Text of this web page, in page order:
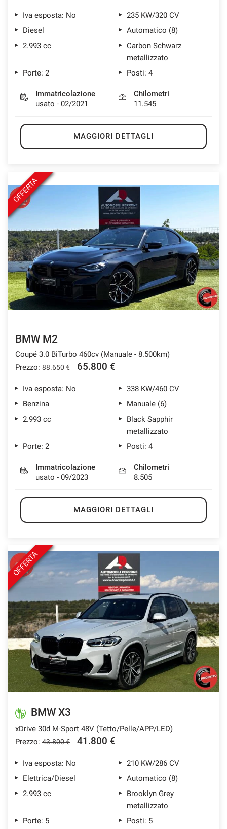
Iva esposta: No
235 KW/320 CV
Diesel
Automatico (8)
2.993 cc
Carbon Schwarz
metallizzato
Porte: 2
Posti: 4
Immatricolazione
usato - 02/2021
Chilometri
11.545
MAGGIORI DETTAGLI
OFFERTA
BMW M2
Coupé 3.0 BiTurbo 460cv (Manuale - 8.500km)
Prezzo: 88.650 € 65.800 €
Iva esposta: No
338 KW/460 CV
Benzina
Manuale (6)
2.993 cc
Black Sapphir
metallizzato
Porte: 2
Posti: 4
Immatricolazione
usato - 09/2023
Chilometri
8.505
MAGGIORI DETTAGLI
OFFERTA
BMW X3
xDrive 30d M-Sport 48V (Tetto/Pelle/APP/LED)
Prezzo: 43.800 € 41.800 €
Iva esposta: No
210 KW/286 CV
Elettrica/Diesel
Automatico (8)
2.993 cc
Brooklyn Grey
metallizzato
Porte: 5
Posti: 5